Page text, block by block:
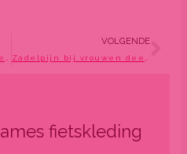
VOLGENDE
fietskleding